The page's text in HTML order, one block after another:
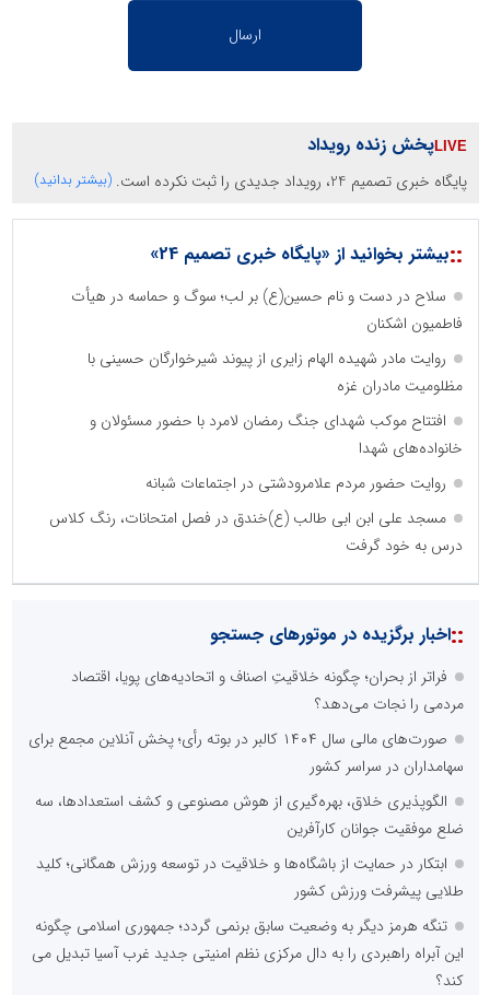
پخش زنده رویداد
پایگاه خبری تصمیم 24، رویداد جدیدی را ثبت نکرده است. (بیشتر بدانید)
::بیشتر بخوانید از «پایگاه خبری تصمیم 24»
سلاح در دست و نام حسین(ع) بر لب؛ سوگ و حماسه در هیأت
فاطمیون اشکنان
روایت مادر شهیده الهام زایری از پیوند شیرخوارگان حسینی با
مظلومیت مادران غزه
افتتاح موکب شهدای جنگ رمضان لامرد با حضور مسئولان و
خانواده‌های شهدا
روایت حضور مردم علامرودشتی در اجتماعات شبانه
مسجد علی ابن ابی طالب (ع)خندق در فصل امتحانات، رنگ کلاس
درس به خود گرفت
::اخبار برگزیده در موتورهای جستجو
فراتر از بحران؛ چگونه خلاقیتِ اصناف و اتحادیه‌های پویا، اقتصاد
مردمی را نجات می‌دهد؟
صورت‌های مالی سال ۱۴۰۴ کالبر در بوته رأی؛ پخش آنلاین مجمع برای
سهامداران در سراسر کشور
الگوپذیری خلاق، بهره‌گیری از هوش مصنوعی و کشف استعدادها، سه
ضلع موفقیت جوانان کارآفرین
ابتکار در حمایت از باشگاه‌ها و خلاقیت در توسعه ورزش همگانی؛ کلید
طلایی پیشرفت ورزش کشور
تنگه هرمز دیگر به وضعیت سابق برنمی گردد؛ جمهوری اسلامی چگونه
این آبراه راهبردی را به دال مرکزی نظم امنیتی جدید غرب آسیا تبدیل می
کند؟